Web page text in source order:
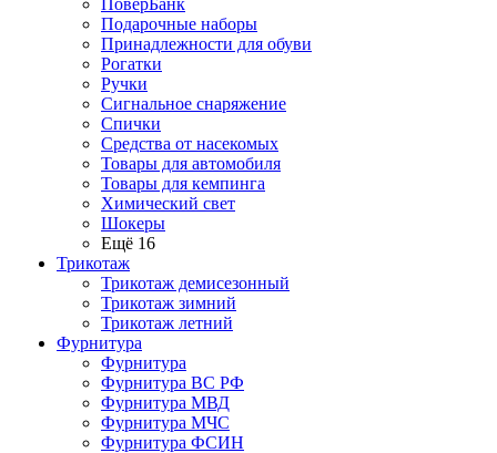
ПоверБанк
Подарочные наборы
Принадлежности для обуви
Рогатки
Ручки
Сигнальное снаряжение
Спички
Средства от насекомых
Товары для автомобиля
Товары для кемпинга
Химический свет
Шокеры
Ещё 16
Трикотаж
Трикотаж демисезонный
Трикотаж зимний
Трикотаж летний
Фурнитура
Фурнитура
Фурнитура ВС РФ
Фурнитура МВД
Фурнитура МЧС
Фурнитура ФСИН